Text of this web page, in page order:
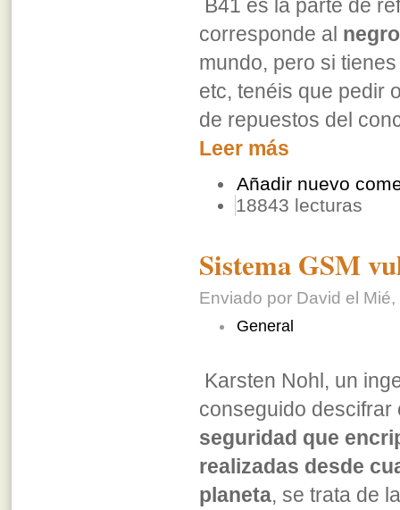
B41 es la parte de
corresponde al
mundo, pero si
etc, tenéis que pedir
de repuestos del
Leer más
Añadir nuevo
18843 lecturas
Sistema GSM
Enviado por David el
General
Karsten Nohl, un
conseguido
seguridad que
realizadas desde
planeta, se trata de